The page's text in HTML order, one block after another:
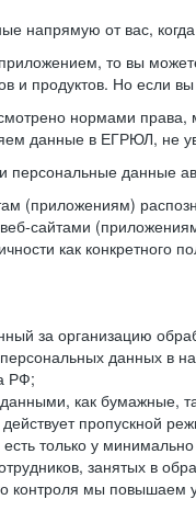
напрямую от вас,
то вы
и продуктов. Но если
нормами
данные в ЕГРЮЛ, не
персональные данные
(приложениям)
веб-сайтами
как конкретного
за организацию
данных в
РФ;
как бумажные,
пропускной
только у
занятых в
мы повышаем